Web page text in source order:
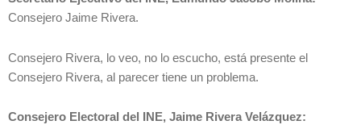
Consejero Jaime Rivera.
Consejero Rivera, lo veo, no lo escucho, está presente el
Consejero Rivera, al parecer tiene un problema.
Consejero Electoral del INE, Jaime Rivera Velázquez: